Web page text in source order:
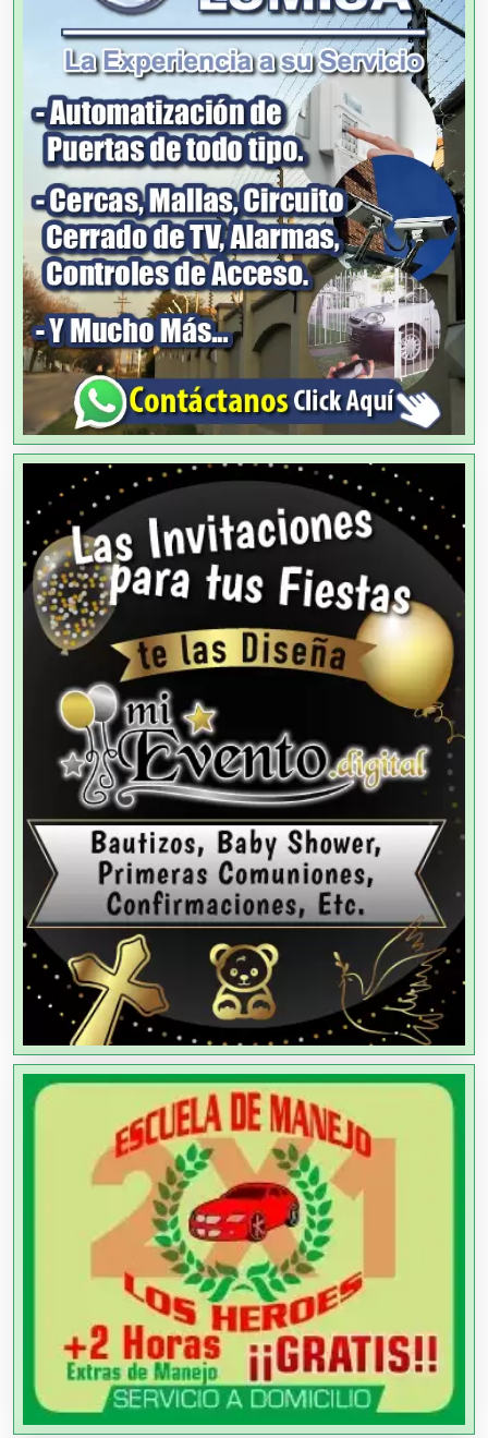
Albercas
Alimentos
Almacenaje
Alquiler de Autos
Alquiler de Equipos para Fiestas
Alquiler de Sillas y Mesas
Alquiler de Trajes de Etiqueta
Alta Costura
Aluminio
Ambulancias
Análisis Clínicos
Análisis de Aguas
Animadores de Eventos
Aparatos y Equipos Eléctricos
Arquitectos
Artes Gráficas
Artesanías
Artículos de Oficina
Artículos de Piel